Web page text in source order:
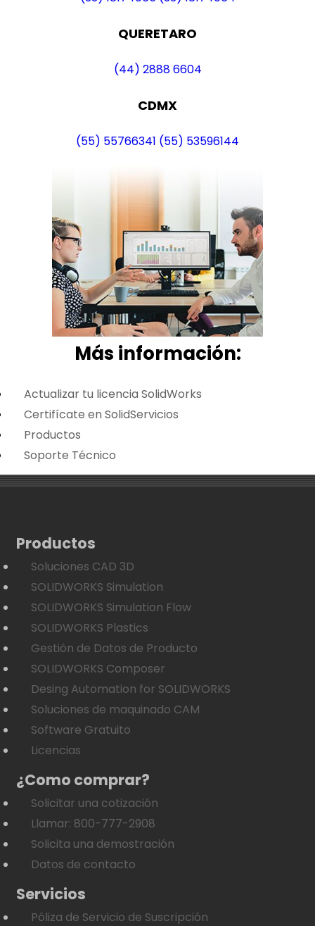
QUERETARO
(44) 2888 6604
CDMX
(55) 55766341 (55) 53596144
Más información:
Actualizar tu licencia SolidWorks
Certifícate en SolidServicios
Productos
Soporte Técnico
Productos
Soluciones CAD 3D
SOLIDWORKS Simulation
SOLIDWORKS Simulation Flow
SOLIDWORKS Plastics
Gestión de Datos de Producto
SOLIDWORKS Composer
Desing Automation for SOLIDWORKS
Soluciones de maquinado CAM
Software Gratuito
Licencias
¿Como comprar?
Solicitar una cotización
Llamar: 800-777-2908
Solicita una demostración
Datos de contacto
Servicios
Póliza de Servicio de Suscripción